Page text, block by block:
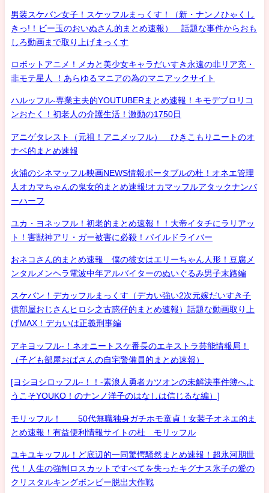
男装スケバン女子！スケッフルまっくす！（新・ナンノひゃくし
きっ!！ビー玉のおいぬさん的まとめ速報） 話題な事件からおも
しろ動画まで取り上げまっくす
ロボットアニメ！メカと美少女キャラだいすき永遠の非リア充・
非モテ星人 ！あらゆるマニアの為のマニアックサイト
ハルッフル-専業主夫的YOUTUBERまとめ速報！キモデブロリコ
ンおたく！初老人の介護生活！激動の1750日
アニゲタレスト（元祖！アニメッフル） ひきこもりニートのオ
ナベ的まとめ速報
火浦のシネマッフル映画NEWS情報ポータブルの杜！オネエ管理
人オカマちゃんの鬼女的まとめ速報!オカマッフルアタックナンバ
ーハーフ
ユカ・ヨネッフル！初老的まとめ速報！！大帝イタチにラリアッ
ト！害獣神アリ・ガー被害に必殺！パイルドライバー
おネコさん的まとめ速報 僕の彼女はエリーちゃん人形！豆腐メ
ンタルメンヘラ電波中年アルバイターのぬいぐるみ男子末路編
スケバン！デカッフルまっくす（デカい強い2次元嫁だいすき子
供部屋おじさんヒロシ之古惑仔的まとめ速報）話題な動画取り上
げMAX！デカいは正義刑事編
アキヨッフル-！ネオニートスケ番長のエキストラ芸能情報局！
（子ども部屋おばさんの自宅警備員的まとめ速報）
[ヨシヨシロッフル-！！-素浪人勇者カツオンの未解決事件簿へよ
うこそYOUKO！のナンノ洋子のはなしは信じるな編）]
モリッフル！ 50代無職独身ガチホモ童貞！女装子オネエ的ま
とめ速報！有益便利情報サイトの杜 モリッフル
ユキユキッフル！ど底辺的一同驚愕騒然まとめ速報！超氷河期世
代！人生の強制ロスカットですべてを失ったキグナス氷子の愛の
クリスタルキングボンビー脱出大作戦